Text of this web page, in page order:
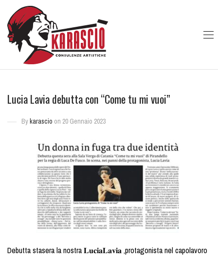
Lucia Lavia debutta con “Come tu mi vuoi”
Bykarascio on 20 Gennaio 2023
Debutta stasera la nostra 𝐋𝐮𝐜𝐢𝐚𝐋𝐚𝐯𝐢𝐚 ,protagonista nel capolavoro